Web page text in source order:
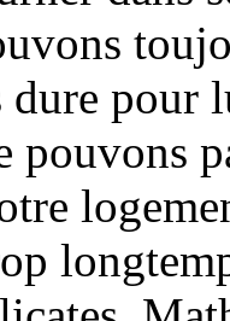
dure pour
pouvons